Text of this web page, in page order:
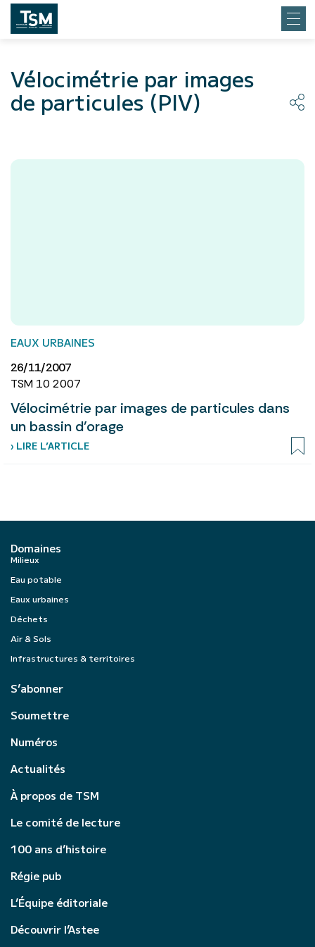
Vélocimétrie par images
de particules (PIV)
EAUX URBAINES
26/11/2007
TSM 10 2007
Vélocimétrie par images de particules dans
un bassin d’orage
› LIRE L’ARTICLE
Domaines
Milieux
Eau potable
Eaux urbaines
Déchets
Air & Sols
Infrastructures & territoires
S’abonner
Soumettre
Numéros
Actualités
À propos de TSM
Le comité de lecture
100 ans d’histoire
Régie pub
L’Équipe éditoriale
Découvrir l’Astee